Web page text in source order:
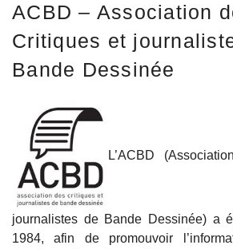
ACBD – Association
Critiques et
Bande Dessinée
L’ACBD
journalistes de Bande Dessinée) a
1984, afin de promouvoir